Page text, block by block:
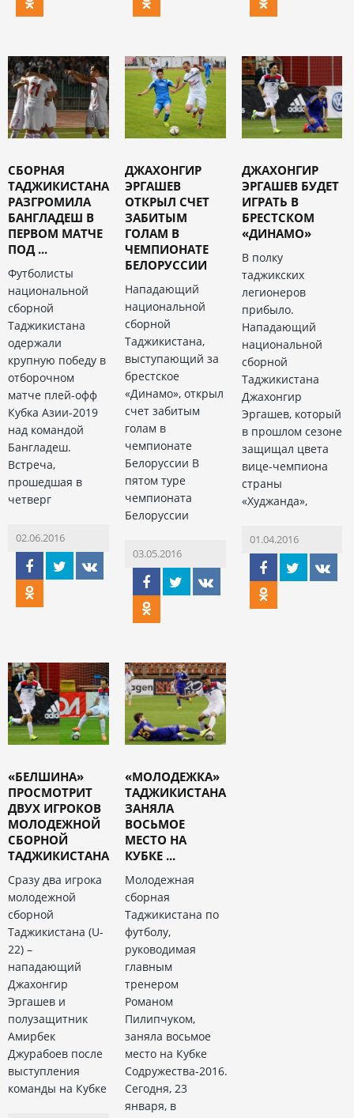
СБОРНАЯ
ТАДЖИКИСТАНА
РАЗГРОМИЛА
БАНГЛАДЕШ В
ПЕРВОМ МАТЧЕ
ПОД ...
Футболисты
национальной
сборной
Таджикистана
одержали
крупную победу в
отборочном
матче плей-офф
Кубка Азии-2019
над командой
Бангладеш.
Встреча,
прошедшая в
четверг
02.06.2016
ДЖАХОНГИР
ЭРГАШЕВ
ОТКРЫЛ СЧЕТ
ЗАБИТЫМ
ГОЛАМ В
ЧЕМПИОНАТЕ
БЕЛОРУССИИ
Нападающий
национальной
сборной
Таджикистана,
выступающий за
брестское
«Динамо», открыл
счет забитым
голам в
чемпионате
Белоруссии В
пятом туре
чемпионата
Белоруссии
03.05.2016
ДЖАХОНГИР
ЭРГАШЕВ БУДЕТ
ИГРАТЬ В
БРЕСТСКОМ
«ДИНАМО»
В полку
таджикских
легионеров
прибыло.
Нападающий
национальной
сборной
Таджикистана
Джахонгир
Эргашев, который
в прошлом сезоне
защищал цвета
вице-чемпиона
страны
«Худжанда»,
01.04.2016
«БЕЛШИНА»
ПРОСМОТРИТ
ДВУХ ИГРОКОВ
МОЛОДЕЖНОЙ
СБОРНОЙ
ТАДЖИКИСТАНА
Сразу два игрока
молодежной
сборной
Таджикистана (U-
22) –
нападающий
Джахонгир
Эргашев и
полузащитник
Амирбек
Джурабоев после
выступления
команды на Кубке
«МОЛОДЕЖКА»
ТАДЖИКИСТАНА
ЗАНЯЛА
ВОСЬМОЕ
МЕСТО НА
КУБКЕ ...
Молодежная
сборная
Таджикистана по
футболу,
руководимая
главным
тренером
Романом
Пилипчуком,
заняла восьмое
место на Кубке
Содружества-2016.
Сегодня, 23
января, в